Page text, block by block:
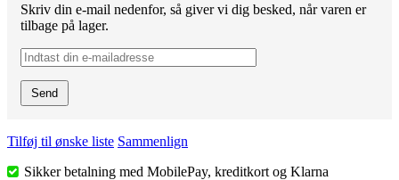
Skriv din e-mail nedenfor, så giver vi dig besked, når varen er
tilbage på lager.
Send
Tilføj til ønske liste Sammenlign
Sikker betalning med MobilePay, kreditkort og Klarna